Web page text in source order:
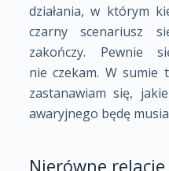
działania, w którym
czarny scenariusz
zakończy. Pewnie
nie czekam. W sumie
zastanawiam się,
awaryjnego będę
Nierówne